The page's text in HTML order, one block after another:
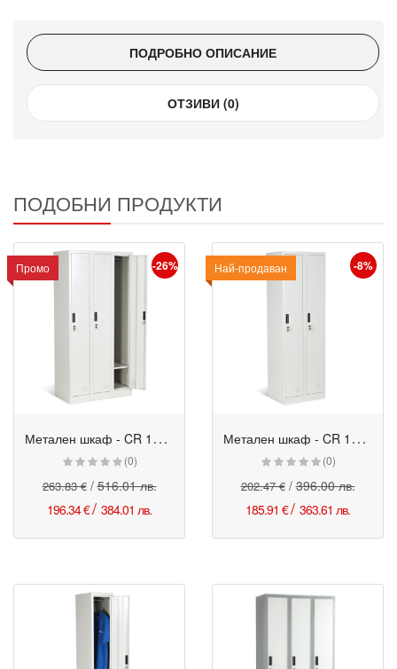
ПОДРОБНО ОПИСАНИЕ
ОТЗИВИ (0)
ПОДОБНИ ПРОДУКТИ
Промо
Промо
-26%
М
етален шкаф - CR 1242 сив
(0)
263.83 €/516.01 лв.
196.34 €/ 384.01 лв.
Промо
Най-продаван
Промо
-8%
М
етален шкаф - CR 1242-2 сив
(0)
202.47 €/396.00 лв.
185.91 €/ 363.61 лв.